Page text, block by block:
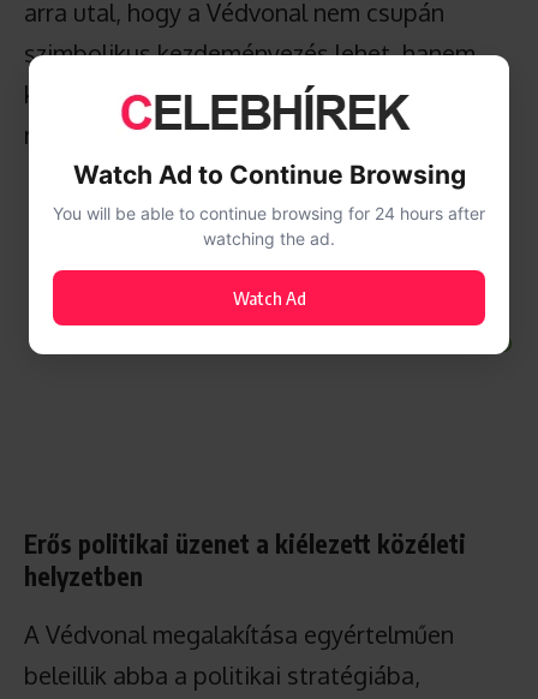
arra utal, hogy a Védvonal nem csupán
szimbolikus kezdeményezés lehet, hanem
konkrét panasz- és jelzőrendszerként is
működhet.
Erős politikai üzenet a kiélezett közéleti
helyzetben
A Védvonal megalakítása egyértelműen
beleillik abba a politikai stratégiába,
Watch Ad to Continue Browsing
You will be able to continue browsing for 24 hours after
watching the ad.
Watch Ad